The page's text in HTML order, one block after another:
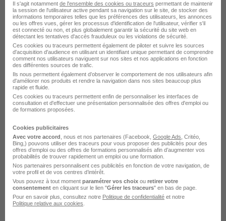
AnimateurRices Alsh H/F
MAIRIE de Ploumagoar
Ploumagoar - 22 CDD Temps partiel
Cette offre n’est plus disponible depuis le 22/06/26
AnimateurRices Alsh H/F
MAIRIE de Ploumagoar
Ploumagoar - 22 CDD Temps partiel
Il s'agit notamment de l'ensemble des cookies ou traceurs permettant de maintenir
la session de l'utilisateur active pendant sa navigation sur le site, de stocker des
informations temporaires telles que les préférences des utilisateurs, les annonces
ou les offres vues, gérer les processus d'identification de l'utilisateur, vérifier s'il
est connecté ou non, et plus globalement garantir la sécurité du site web en
détectant les tentatives d'accès frauduleux ou les violations de sécurité.
Ces cookies ou traceurs permettent également de piloter et suivre les sources
d'acquisition d'audience en utilisant un identifiant unique permettant de comprendre
comment nos utilisateurs naviguent sur nos sites et nos applications en fonction
des différentes sources de trafic.
Ils nous permettent également d’observer le comportement de nos utilisateurs afin
d'améliorer nos produits et rendre la navigation dans nos sites beaucoup plus
rapide et fluide.
Ces cookies ou traceurs permettent enfin de personnaliser les interfaces de
consultation et d'effectuer une présentation personnalisée des offres d'emploi ou
de formations proposées.
Cookies publicitaires
Avec votre accord , nous et nos partenaires (Facebook, Google Ads , Critéo,
Bing,) pouvons utiliser des traceurs pour vous proposer des publicités pour des
offres d’emploi ou des offres de formations personnalisés afin d’augmenter vos
probabilités de trouver rapidement un emploi ou une formation.
Nos partenaires personnalisent ces publicités en fonction de votre navigation, de
votre profil et de vos centres d’intérêt.
Vous pouvez à tout moment paramétrer vos choix ou retirer votre
consentement en cliquant sur le lien "Gérer les traceurs" en bas de page.
Pour en savoir plus, consultez notre Politique de confidentialité et notre
Politique relative aux cookies